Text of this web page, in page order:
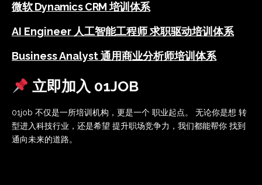
微软 Dynamics CRM 培训体系
AI Engineer 人工智能工程师 求职驱动培训体系
Business Analyst 通用商业分析师培训体系
立即加入 01JOB
01job 不仅是一所培训机构，更是一个 职业起点。 无论你是想 转
型进入科技行业，还是希望 提升职场竞争力，我们都能帮你 找到
通向未来的道路。